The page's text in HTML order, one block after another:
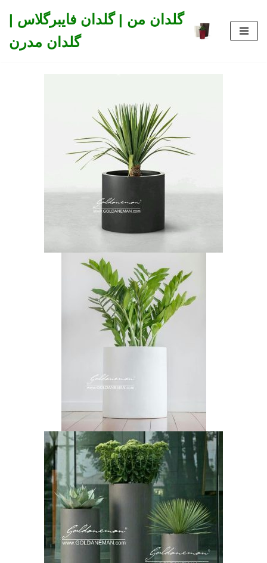
to
گلدان من | گلدان فایبرگلاس |
گلدان مدرن